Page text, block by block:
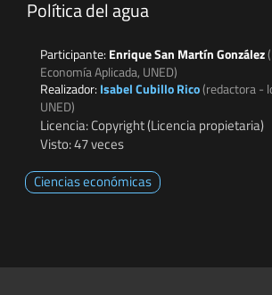
Política del agua
Participante: Enrique San Martín González
Economía Aplicada, UNED)
Realizador: Isabel Cubillo Rico(redactora -
UNED)
Licencia: Copyright (Licencia propietaria)
Visto: 47 veces
Ciencias económicas